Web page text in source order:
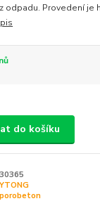
odpadu. Provedení je
do košíku
30365
porobeton